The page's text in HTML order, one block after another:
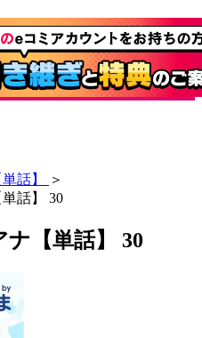
話】
＞
話】 30
【単話】 30